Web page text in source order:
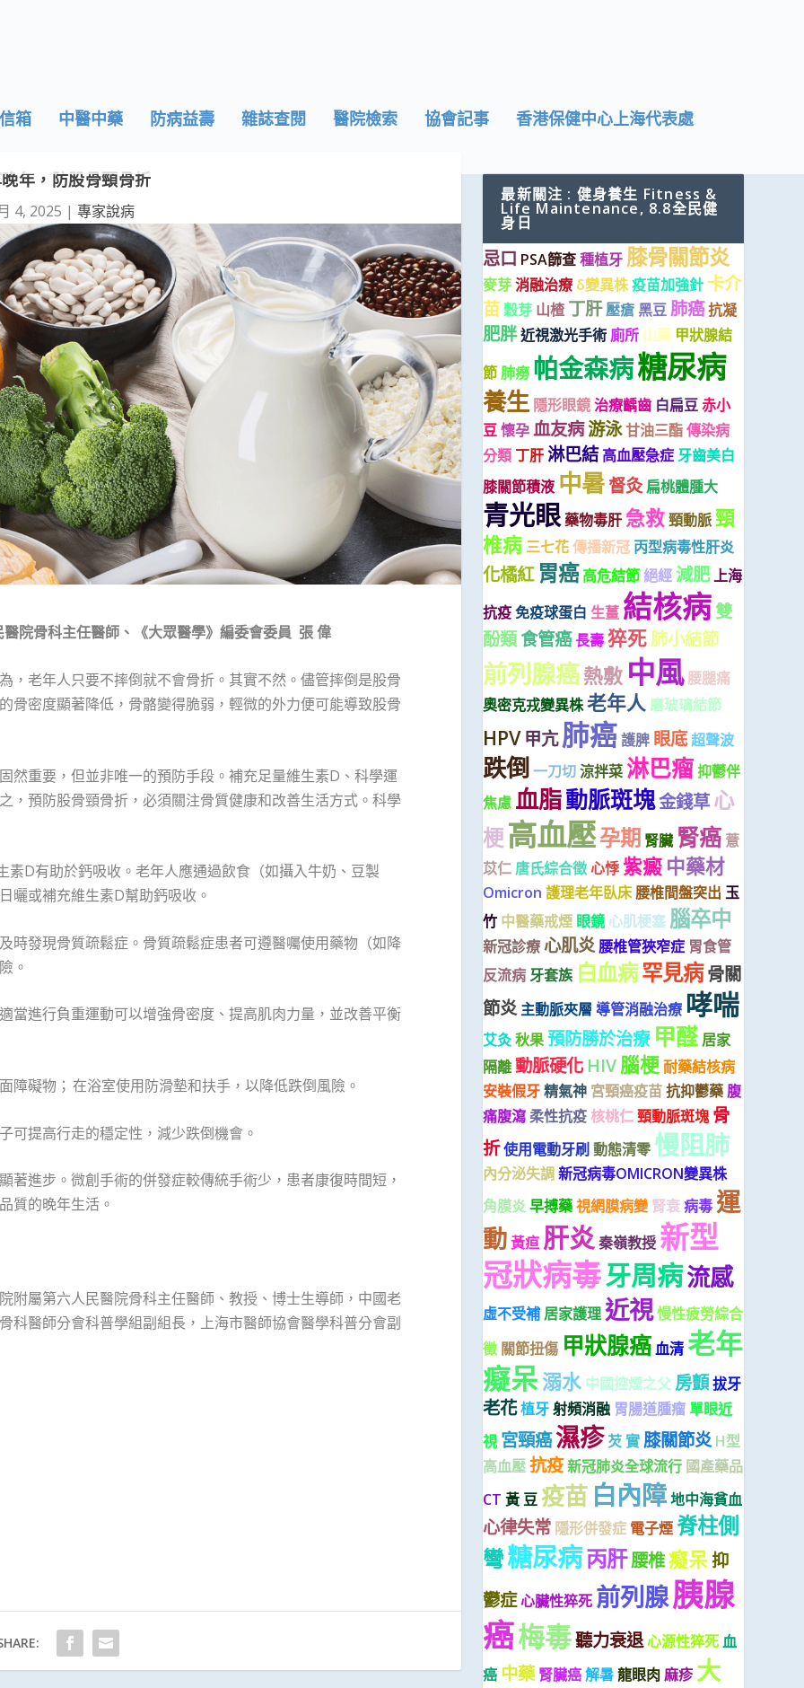
箱 中醫中藥 防病益壽 雜誌查閱 醫院檢索 協會記事 香港保健中心上海代表處
年，防股骨頸骨折
4, 2025 |專家說病
院骨科主任醫師、《大眾醫學》編委會委員 張偉
，老年人只要不摔倒就不會骨折。其實不然。儘管摔倒是股骨
骨密度顯著降低，骨骼變得脆弱，輕微的外力便可能導致股骨
然重要，但並非唯一的預防手段。補充足量維生素D、科學運
，預防股骨頸骨折，必須關注骨質健康和改善生活方式。科學
D有助於鈣吸收。老年人應通過飲食（如攝入牛奶、豆製
曬或補充維生素D幫助鈣吸收。
時發現骨質疏鬆症。骨質疏鬆症患者可遵醫囑使用藥物（如降
。
當進行負重運動可以增強骨密度、提高肌肉力量，並改善平衡
障礙物； 在浴室使用防滑墊和扶手，以降低跌倒風險。
可提高行走的穩定性，減少跌倒機會。
著進步。微創手術的併發症較傳統手術少，患者康復時間短，
質的晚年生活。
附屬第六人民醫院骨科主任醫師、教授、博士生導師，中國老
科醫師分會科普學組副組長，上海市醫師協會醫學科普分會副
最新關注 : 健身養生 Fitness &
Life Maintenance, 8.8全民健
身日
忌口 PSA篩查種植牙 膝骨關節炎
麥芽消融治療 δ變異株疫苗加強針 卡介
苗穀芽 山楂 丁肝壓瘡 黑豆肺癌抗凝
肥胖近視激光手術 廁所 山藥 甲狀腺結
節肺癆 帕金森病糖尿病
養生 隱形眼鏡治療齲齒 白扁豆赤小
豆懷孕血友病游泳甘油三酯傳染病
分類 丁肝淋巴結 高血壓急症牙齒美白
膝關節積液 中暑督灸 扁桃體腫大
青光眼 藥物毒肝急救頸動脈頸
椎病 三七花傳播新冠 丙型病毒性肝炎
化橘紅 胃癌 高危結節絕經 減肥上海
抗疫免疫球蛋白 生薑 結核病雙
酚類食管癌長壽猝死肺小結節
前列腺癌熱敷 中風 腰腿痛
奧密克戎變異株老年人 磨玻璃結節
HPV 甲亢肺癌護脾 眼底超聲波
跌倒一刀切涼拌菜 淋巴瘤抑鬱伴
焦慮 血脂動脈斑塊金錢草心
梗高血壓孕期 腎臟 腎癌 薏
苡仁 唐氏綜合徵心悸紫癜 中藥材
Omicron 護理老年臥床腰椎間盤突出 玉
竹 中醫藥戒煙 眼鏡 心肌梗塞 腦卒中
新冠診療心肌炎腰椎管狹窄症 胃食管
反流病牙套族 白血病罕見病骨關
節炎 主動脈夾層 導管消融治療 哮喘
艾灸秋果預防勝於治療 甲醛 居家
隔離動脈硬化 HIV腦梗耐藥結核病
安裝假牙精氣神 宮頸癌疫苗抗抑鬱藥 腹
痛腹瀉 柔性抗疫核桃仁頸動脈斑塊 骨
折使用電動牙刷 動態清零 慢阻肺
內分泌失調新冠病毒OMICRON變異株
角膜炎 早搏藥視網膜病變 腎衰病毒運
動黃疸 肝炎秦嶺教授 新型
冠狀病毒牙周病流感
虛不受補 居家護理近視慢性疲勞綜合
徵 關節扭傷 甲狀腺癌血清老年
癡呆 溺水 中國控煙之父 房顫拔牙
老花植牙射頻消融 胃腸道腫瘤 單眼近
視 宮頸癌濕疹 芡 實 膝關節炎 H型
高血壓抗疫新冠肺炎全球流行 國產藥品
CT 黃 豆 疫苗 白內障地中海貧血
心律失常 隱形併發症 電子煙脊柱側
彎糖尿病丙肝腰椎癡呆抑
鬱症心臟性猝死 前列腺胰腺
癌梅毒聽力衰退心源性猝死血
癌 中藥 腎臟癌解暑龍眼肉麻疹 大